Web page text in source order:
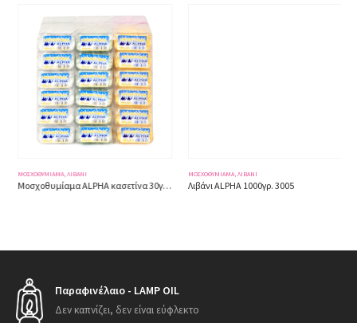
ΜΟΣΧΟΘΥΜΊΑΜΑ, ΛΙΒΆΝΙ
Μοσχοθυμίαμα ALPHA κασετίνα 30γρ. 3009
ΜΟΣΧΟΘΥΜΊΑΜΑ, ΛΙΒΆΝΙ
Λιβάνι ALPHA 1000γρ. 3005
Παραφινέλαιο - LAMP OIL
Δεν καπνίζει, δεν είναι εύφλεκτο